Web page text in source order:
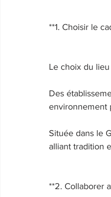
**1. Choisir le
Le choix du
Des
environnement
Située dans le
alliant tradition
**2. Collaborer